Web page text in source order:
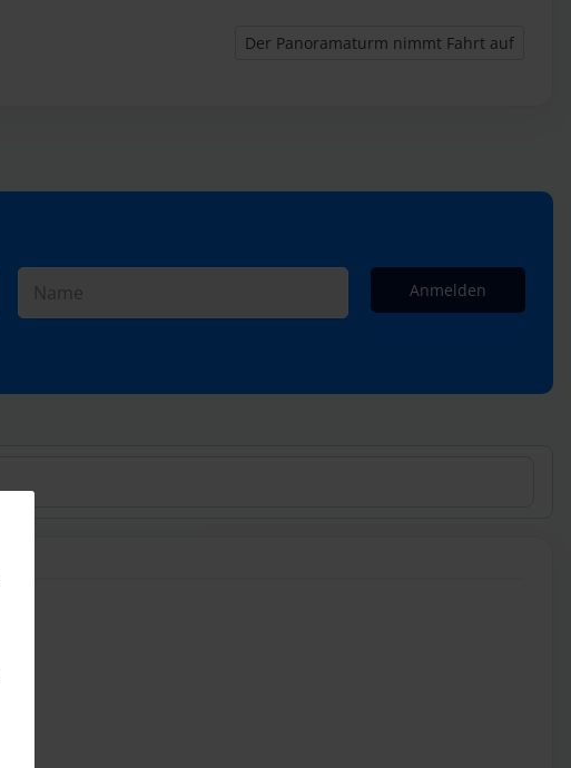
Nächster Beitrag: Der Panoramaturm
Der Panoramaturm nimmt Fahrt auf
Anmelden